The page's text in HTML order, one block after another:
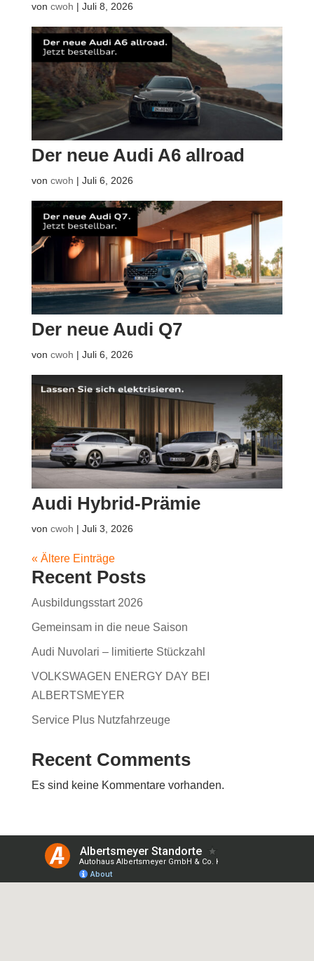
von cwoh | Juli 8, 2026
Der neue Audi A6 allroad
von cwoh | Juli 6, 2026
Der neue Audi Q7
von cwoh | Juli 6, 2026
Audi Hybrid-Prämie
von cwoh | Juli 3, 2026
« Ältere Einträge
Recent Posts
Ausbildungsstart 2026
Gemeinsam in die neue Saison
Audi Nuvolari – limitierte Stückzahl
VOLKSWAGEN ENERGY DAY BEI
ALBERTSMEYER
Service Plus Nutzfahrzeuge
Recent Comments
Es sind keine Kommentare vorhanden.